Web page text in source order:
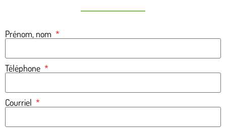
Prénom, nom
Téléphone
Courriel